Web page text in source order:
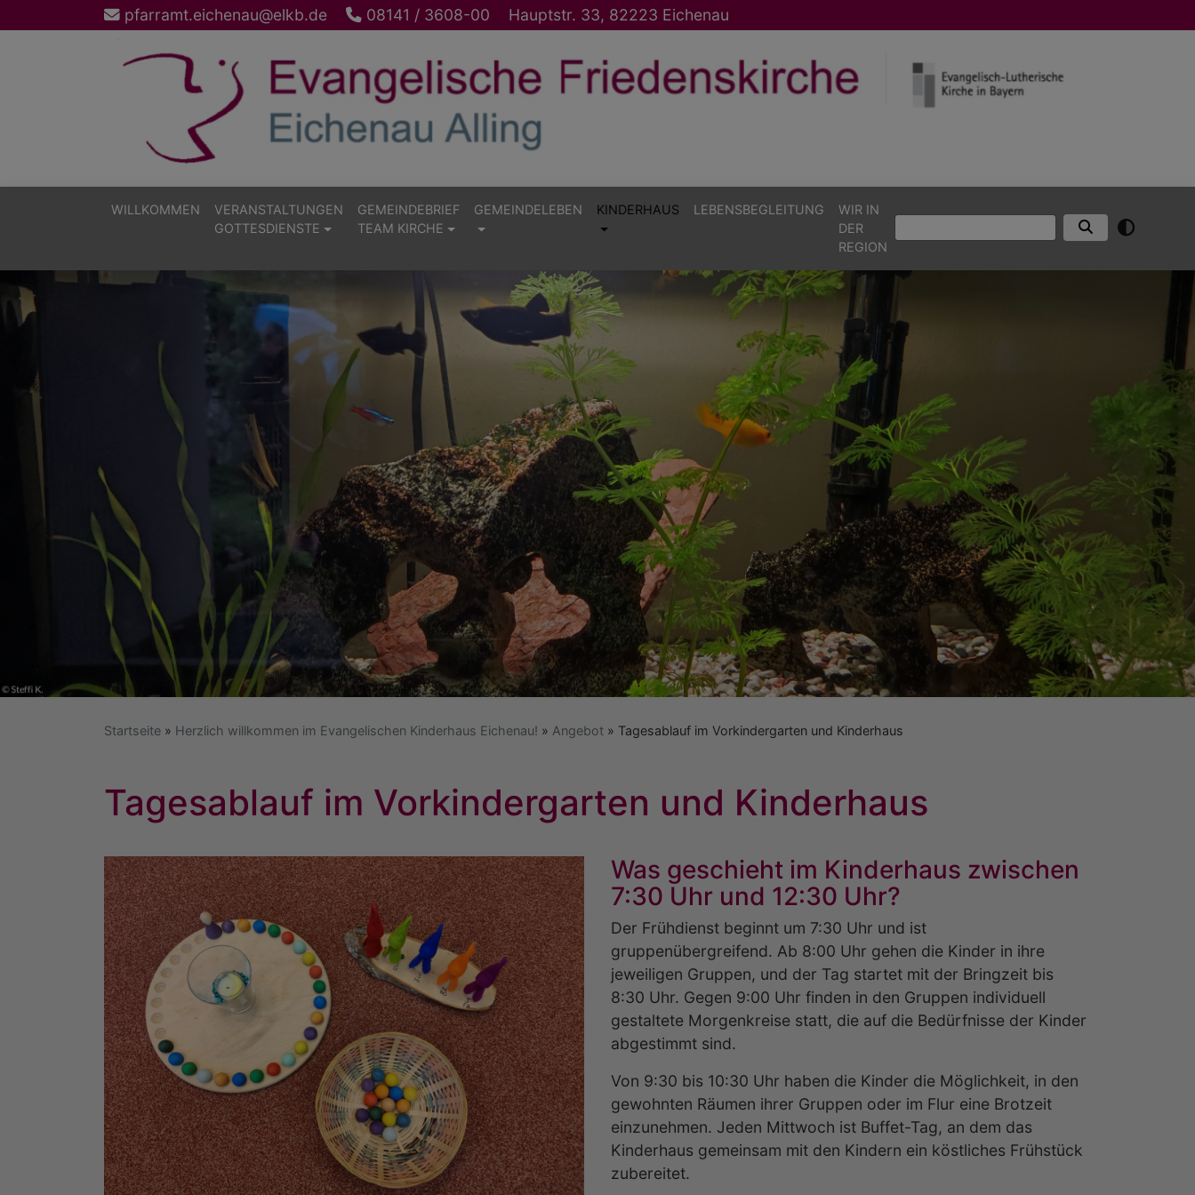
zum
pfarramt.eichenau@elkb.de 08141 / 3608-00 Hauptstr. 33, 82223 Eichenau
Hauptnavigation
WILLKOMMEN
VERANSTALTUNGEN
GOTTESDIENSTE
GEMEINDEBRIEF
TEAM KIRCHE
GEMEINDELEBEN KINDERHAUS LEBENSBEGLEITUNG
WIR IN
DER
REGION
Suche
Startseite Herzlich willkommen im Evangelischen Kinderhaus Eichenau! Angebot Tagesablauf im Vorkindergarten und Kinderhaus
Tagesablauf im Vorkindergarten und Kinderhaus
Was geschieht im Kinderhaus zwischen
7:30 Uhr und 12:30 Uhr?
Der Frühdienst beginnt um 7:30 Uhr und ist
gruppenübergreifend. Ab 8:00 Uhr gehen die Kinder in ihre
jeweiligen Gruppen, und der Tag startet mit der Bringzeit bis
8:30 Uhr. Gegen 9:00 Uhr finden in den Gruppen individuell
gestaltete Morgenkreise statt, die auf die Bedürfnisse der Kinder
abgestimmt sind.
Von 9:30 bis 10:30 Uhr haben die Kinder die Möglichkeit, in den
gewohnten Räumen ihrer Gruppen oder im Flur eine Brotzeit
einzunehmen. Jeden Mittwoch ist Buffet-Tag, an dem das
Kinderhaus gemeinsam mit den Kindern ein köstliches Frühstück
zubereitet.